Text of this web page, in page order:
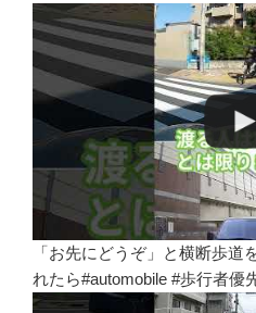
「お先にどうぞ」と横断歩道
れたら#automobile #歩行者優